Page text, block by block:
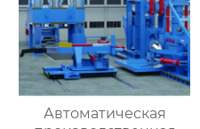
Автоматическая